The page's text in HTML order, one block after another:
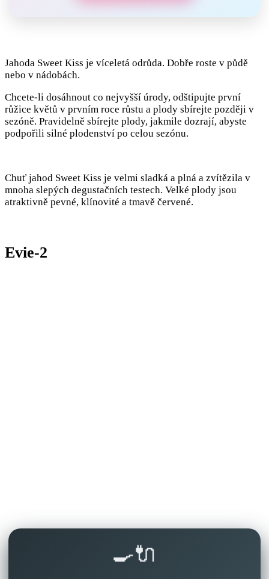
Jahoda Sweet Kiss je víceletá odrůda. Dobře roste v půdě
nebo v nádobách.
Chcete-li dosáhnout co nejvyšší úrody, odštipujte první
růžice květů v prvním roce růstu a plody sbírejte později v
sezóně. Pravidelně sbírejte plody, jakmile dozrají, abyste
podpořili silné plodenství po celou sezónu.
Chuť jahod Sweet Kiss je velmi sladká a plná a zvítězila v
mnoha slepých degustačních testech. Velké plody jsou
atraktivně pevné, klínovité a tmavě červené.
Evie-2
🍳🔌